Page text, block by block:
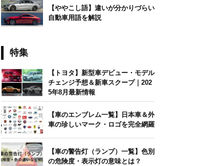
【ややこし語】違いが分かりづらい
自動車用語を解説
特集
【トヨタ】新型車デビュー・モデル
チェンジ予想＆新車スクープ｜202
5年8月最新情報
【車のエンブレム一覧】日本車＆外
車の珍しいマーク・ロゴを完全網羅
【車の警告灯（ランプ）一覧】色別
の危険度・表示灯の意味とは？